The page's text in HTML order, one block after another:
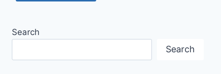
Search
Search